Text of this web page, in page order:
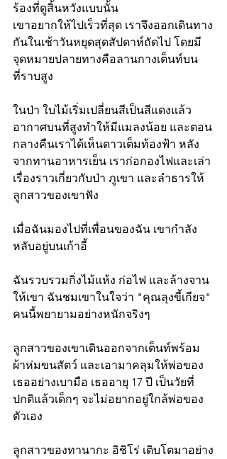
ร้องที่ดูสิ้นหวังแบบนั้น
เขาอยากให้ไปเร็วที่สุด เราจึงออกเดินทาง
กันในเช้าวันหยุดสุดสัปดาห์ถัดไป โดยมี
จุดหมายปลายทางคือลานกางเต็นท์บน
ที่ราบสูง
ในป่า ใบไม้เริ่มเปลี่ยนสีเป็นสีแดงแล้ว
อากาศบนที่สูงทำให้มีแมลงน้อย และตอน
กลางคืนเราได้เห็นดาวเต็มท้องฟ้า หลัง
จากทานอาหารเย็น เราก่อกองไฟและเล่า
เรื่องราวเกี่ยวกับป่า ภูเขา และลำธารให้
ลูกสาวของเขาฟัง
เมื่อฉันมองไปที่เพื่อนของฉัน เขากำลัง
หลับอยู่บนเก้าอี้
ฉันรวบรวมกิ่งไม้แห้ง ก่อไฟ และล้างจาน
ให้เขา ฉันชมเขาในใจว่า "คุณลุงขี้เกียจ"
คนนี้พยายามอย่างหนักจริงๆ
ลูกสาวของเขาเดินออกจากเต็นท์พร้อม
ผ้าห่มขนสัตว์ และเอามาคลุมให้พ่อของ
เธออย่างเบามือ เธออายุ 17 ปี เป็นวัยที่
ปกติแล้วเด็กๆ จะไม่อยากอยู่ใกล้พ่อของ
ตัวเอง
ลูกสาวของทานากะ อิชิโร่ เติบโตมาอย่าง